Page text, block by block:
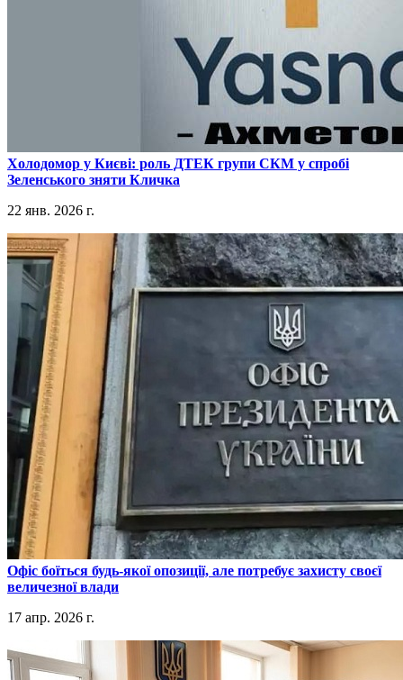
​Холодомор у Києві: роль ДТЕК групи СКМ у спробі
Зеленського зняти Кличка
22 янв. 2026 г.
​Офіс боїться будь-якої опозиції, але потребує захисту своєї
величезної влади
17 апр. 2026 г.